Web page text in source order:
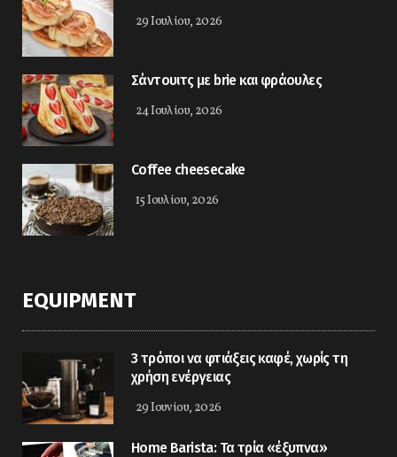
29 Ιουλίου, 2026
Σάντουιτς με brie και φράουλες
24 Ιουλίου, 2026
Coffee cheesecake
15 Ιουλίου, 2026
EQUIPMENT
3 τρόποι να φτιάξεις καφέ, χωρίς τη
χρήση ενέργειας
29 Ιουνίου, 2026
Home Barista: Τα τρία «έξυπνα»